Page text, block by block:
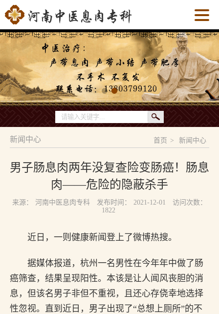
新闻中心 首页 > 新闻中心
男子肠息肉两年没复查险变肠癌！肠息
肉——危险的隐蔽杀手
来源： 河南中医息肉专科 发布时间： 2021-12-01
访问次数：
1822
近日，一则健康新闻登上了微博热搜。
据媒体报道，杭州一名男性在今年年中做了肠
癌筛查，结果呈现阳性。本该是让人闻风丧胆的消
息，但该名男子非但不重视，且还心存侥幸地选择
性忽视。直到近日，男子出现了“总想上厕所”的不